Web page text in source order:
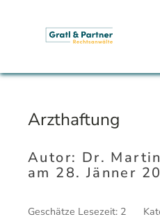
Arzthaftung
Autor: Dr.
am 28. Jänner
Geschätze Lesezeit: 2